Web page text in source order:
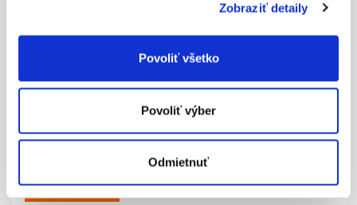
Zobraziť detaily
Povoliť všetko
Povoliť výber
Odmietnuť
DARČEKOVÁ POUKÁŽKA